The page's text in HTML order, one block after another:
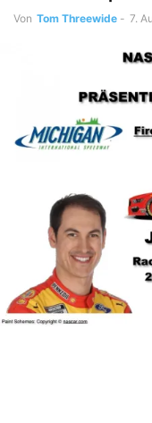
Von Tom Threewide - 7.